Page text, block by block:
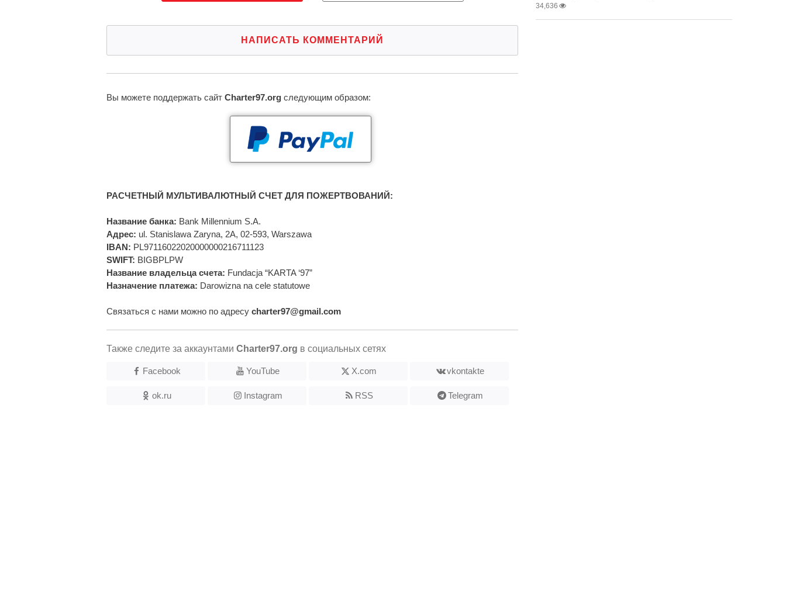
НАПИСАТЬ КОММЕНТАРИЙ
Вы можете поддержать сайт Charter97.org следующим образом:
РАСЧЕТНЫЙ МУЛЬТИВАЛЮТНЫЙ СЧЕТ ДЛЯ ПОЖЕРТВОВАНИЙ:
Название банка: Bank Millennium S.A.
Адрес: ul. Stanislawa Zaryna, 2A, 02-593, Warszawa
IBAN: PL97116022020000000216711123
SWIFT: BIGBPLPW
Название владельца счета: Fundacja “KARTA ‘97”
Назначение платежа: Darowizna na cele statutowe
Связаться с нами можно по адресу charter97@gmail.com
Также следите за аккаунтами Charter97.org в социальных сетях
Facebook YouTube X.com vkontakte
ok.ru Instagram RSS Telegram
34,636